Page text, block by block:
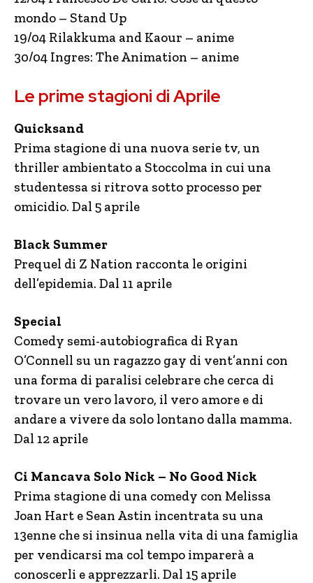
mondo – Stand Up
19/04 Rilakkuma and Kaour – anime
30/04 Ingres: The Animation – anime
Le prime stagioni di Aprile
Quicksand
Prima stagione di una nuova serie tv, un
thriller ambientato a Stoccolma in cui una
studentessa si ritrova sotto processo per
omicidio. Dal 5 aprile
Black Summer
Prequel di Z Nation racconta le origini
dell’epidemia. Dal 11 aprile
Special
Comedy semi-autobiografica di Ryan
O’Connell su un ragazzo gay di vent’anni con
una forma di paralisi celebrare che cerca di
trovare un vero lavoro, il vero amore e di
andare a vivere da solo lontano dalla mamma.
Dal 12 aprile
Ci Mancava Solo Nick – No Good Nick
Prima stagione di una comedy con Melissa
Joan Hart e Sean Astin incentrata su una
13enne che si insinua nella vita di una famiglia
per vendicarsi ma col tempo imparerà a
conoscerli e apprezzarli. Dal 15 aprile